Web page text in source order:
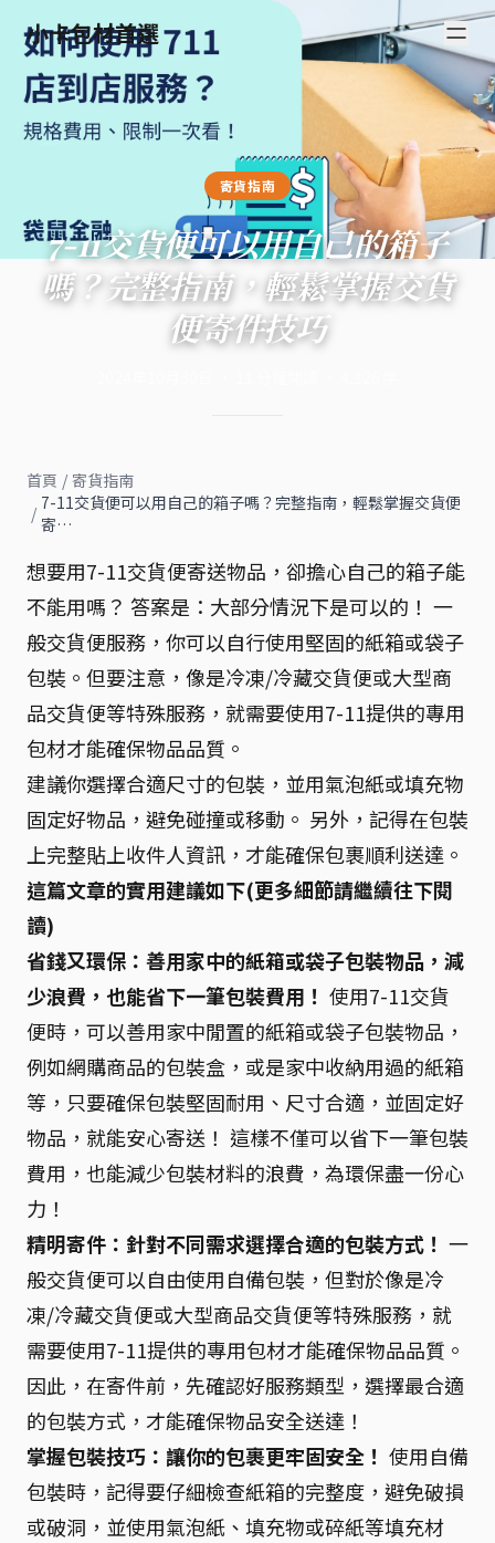
小卡包材首選
寄貨指南
7-11交貨便可以用自己的箱子
嗎？完整指南，輕鬆掌握交貨
便寄件技巧
首頁 / 寄貨指南
/ 7-11交貨便可以用自己的箱子嗎？完整指南，輕鬆掌握交貨便
寄…
想要用7-11交貨便寄送物品，卻擔心自己的箱子能
不能用嗎？ 答案是：大部分情況下是可以的！ 一
般交貨便服務，你可以自行使用堅固的紙箱或袋子
包裝。但要注意，像是冷凍/冷藏交貨便或大型商
品交貨便等特殊服務，就需要使用7-11提供的專用
包材才能確保物品品質。
建議你選擇合適尺寸的包裝，並用氣泡紙或填充物
固定好物品，避免碰撞或移動。 另外，記得在包裝
上完整貼上收件人資訊，才能確保包裹順利送達。
這篇文章的實用建議如下(更多細節請繼續往下閱
讀)
省錢又環保：善用家中的紙箱或袋子包裝物品，減
少浪費，也能省下一筆包裝費用！ 使用7-11交貨
便時，可以善用家中閒置的紙箱或袋子包裝物品，
例如網購商品的包裝盒，或是家中收納用過的紙箱
等，只要確保包裝堅固耐用、尺寸合適，並固定好
物品，就能安心寄送！ 這樣不僅可以省下一筆包裝
費用，也能減少包裝材料的浪費，為環保盡一份心
力！
精明寄件：針對不同需求選擇合適的包裝方式！ 一
般交貨便可以自由使用自備包裝，但對於像是冷
凍/冷藏交貨便或大型商品交貨便等特殊服務，就
需要使用7-11提供的專用包材才能確保物品品質。
因此，在寄件前，先確認好服務類型，選擇最合適
的包裝方式，才能確保物品安全送達！
掌握包裝技巧：讓你的包裹更牢固安全！ 使用自備
包裝時，記得要仔細檢查紙箱的完整度，避免破損
或破洞，並使用氣泡紙、填充物或碎紙等填充材